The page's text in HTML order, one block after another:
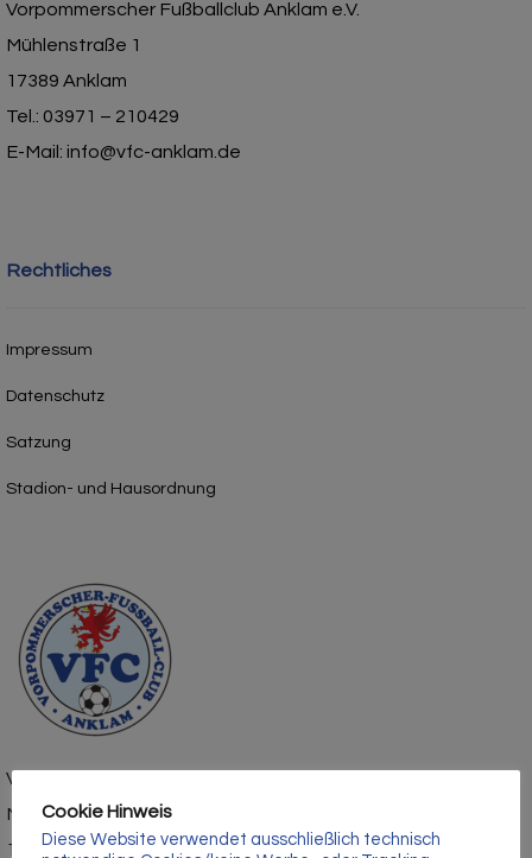
Vorpommerscher Fußballclub Anklam e.V.
Mühlenstraße 1
17389 Anklam
Tel.: 03971 – 210429
E-Mail: info@vfc-anklam.de
Rechtliches
Impressum
Datenschutz
Satzung
Stadion- und Hausordnung
Vorpommerscher Fußballclub Anklam e.V.
Mühlenstraße 1
17389 Anklam
Cookie Hinweis
Diese Website verwendet ausschließlich technisch